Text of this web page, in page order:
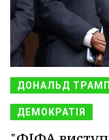
ДОНАЛЬД ТРАМП
ДЕМОКРАТІЯ